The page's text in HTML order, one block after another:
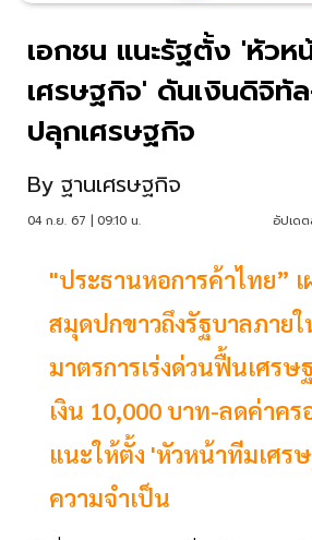
เอกชน แนะรัฐตั้ง 'หัวห
เศรษฐกิจ' ดันเงินดิจิทั
ปลุกเศรษฐกิจ
By ฐานเศรษฐกิจ
04 ก.ย. 67 | 09:10 น. อัปเด
"ประธานหอการค้าไทย” เ
สมุดปกขาวถึงรัฐบาลภาย
มาตรการเร่งด่วนฟื้นเศรษ
เงิน 10,000 บาท-ลดค่าค
แนะให้ตั้ง 'หัวหน้าทีมเศร
ความจำเป็น